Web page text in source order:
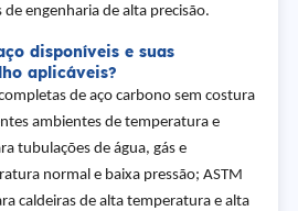
de engenharia de alta precisão.
disponíveis e suas
aplicáveis?
de aço carbono sem costura
ambientes de temperatura e
tubulações de água, gás e
normal e baixa pressão; ASTM
caldeiras de alta temperatura e alta